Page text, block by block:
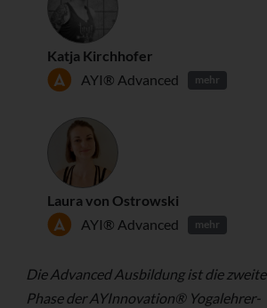
Katja Kirchhofer
AYI® Advanced
mehr
Laura von Ostrowski
AYI® Advanced
mehr
Die Advanced Ausbildung ist die zweite
Phase der AYInnovation® Yogalehrer-